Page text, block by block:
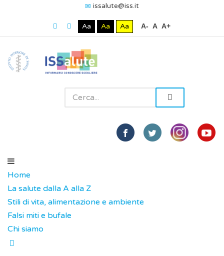
issalute@iss.it
Aa Aa Aa A- A A+
Home
La salute dalla A alla Z
Stili di vita, alimentazione e ambiente
Falsi miti e bufale
Chi siamo